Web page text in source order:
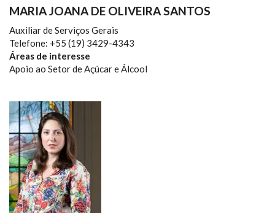
MARIA JOANA DE OLIVEIRA SANTOS
Auxiliar de Serviços Gerais
Telefone: +55 (19) 3429-4343
Áreas de interesse
Apoio ao Setor de Açúcar e Álcool